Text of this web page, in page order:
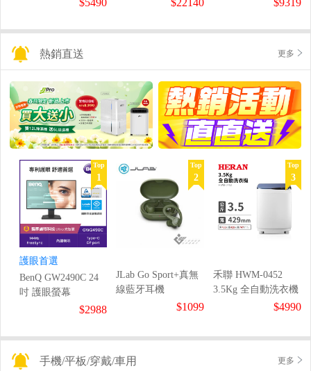
$5490 $22140 $9319
熱銷直送 更多
Top
1
護眼首選
BenQ GW2490C 24
吋 護眼螢幕
$2988
Top
2
JLab Go Sport+真無
線藍牙耳機
$1099
Top
3
禾聯 HWM-0452
3.5Kg 全自動洗衣機
$4990
手機/平板/穿戴/車用 更多